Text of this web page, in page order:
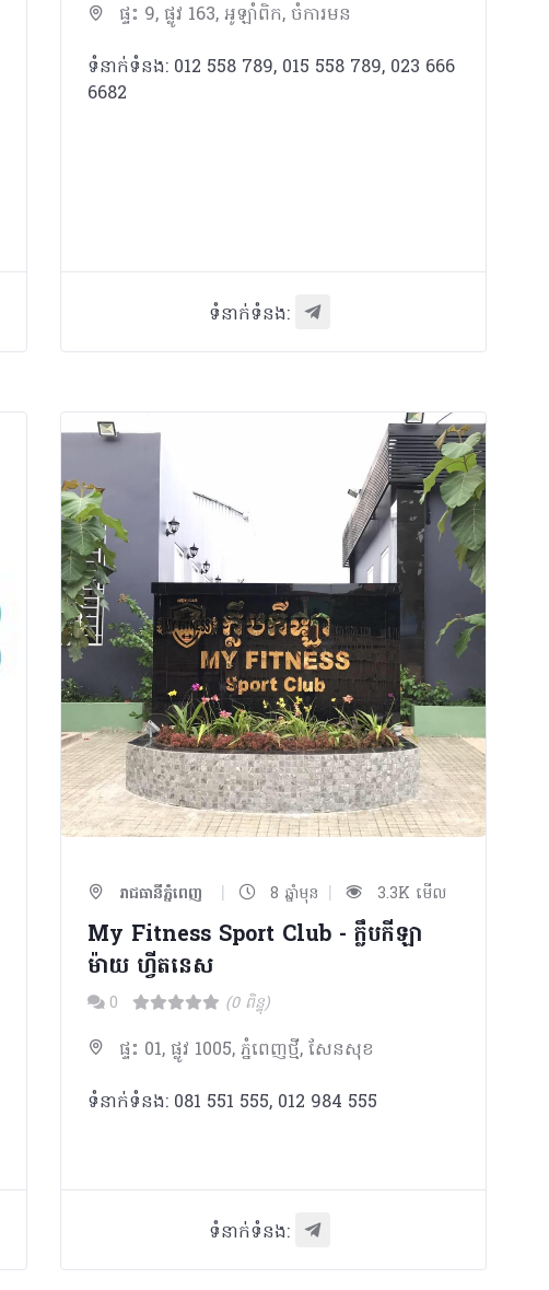
ផ្ទះ 9, ផ្លូវ 163, អូឡាំពិក, ចំការមន
ទំនាក់ទំនង: 012 558 789, 015 558 789, 023 666
6682
ទំនាក់ទំនង:
រាជធានីភ្នំពេញ | 8 ឆ្នាំមុន | 3.3K មើល
My Fitness Sport Club - ក្លឹបកីឡា
ម៉ាយ ហ្វីតនេស
0 (0 ពិន្ទុ)
ផ្ទះ 01, ផ្លូវ 1005, ភ្នំពេញថ្មី, សែនសុខ
ទំនាក់ទំនង: 081 551 555, 012 984 555
ទំនាក់ទំនង: